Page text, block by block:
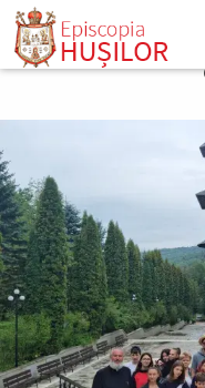
Mergi
conţinutul